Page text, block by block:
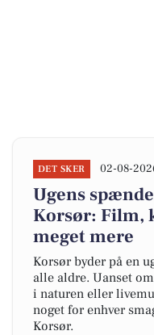
DET SKER 02-08-
Ugens
Korsør: Film,
meget mere
Korsør byder på en
alle aldre. Uanset
i naturen eller
noget for enhver
Korsør.